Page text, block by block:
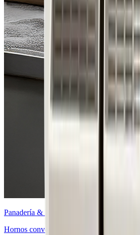
Panadería & Pastelería
Hornos convectores, batidoras y amasadoras